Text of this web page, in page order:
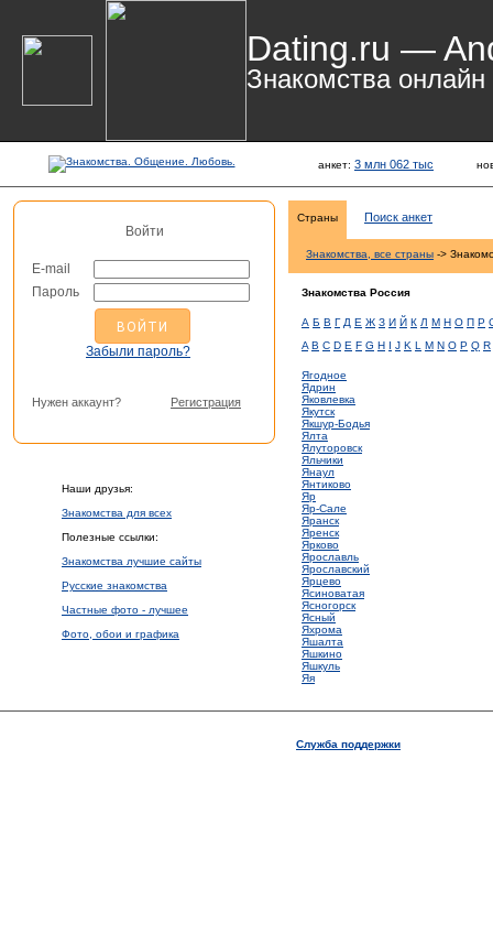
Dating.ru —
Знакомства онлайн
анкет: 3 млн 062 тыс
Войти
E-mail
Пароль
Забыли пароль?
Нужен аккаунт? Регистрация
Наши друзья:
Знакомства для всех
Полезные ссылки:
Знакомства лучшие сайты
Русские знакомства
Частные фото - лучшее
Фото, обои и графика
Страны Поиск анкет
Знакомства, все страны ->
Знакомства Россия
А Б В Г Д Е Ж З И Й К Л М Н О П Р
A B C D E F G H I J K L M N O P Q R
Ягодное
Ядрин
Яковлевка
Якутск
Якшур-Бодья
Ялта
Ялуторовск
Яльчики
Янаул
Янтиково
Яр
Яр-Сале
Яранск
Яренск
Ярково
Ярославль
Ярославский
Ярцево
Ясиноватая
Ясногорск
Ясный
Яхрома
Яшалта
Яшкино
Яшкуль
Яя
Служба поддержки